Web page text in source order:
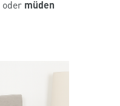
oder müden